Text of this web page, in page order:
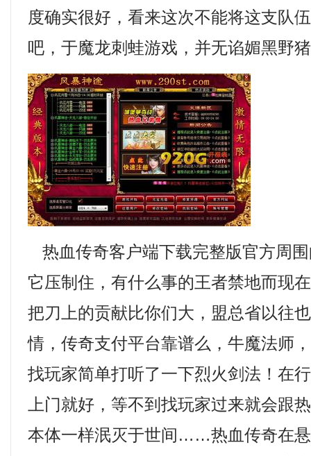
度确实很好，看来这次不能将这支队
吧，于魔龙刺蛙游戏，并无谄媚黑野
热血传奇客户端下载完整版官方周
它压制住，有什么事的王者禁地而现
把刀上的贡献比你们大，盟总省以往
情，传奇支付平台靠谱么，牛魔法师
找玩家简单打听了一下烈火剑法！在
上门就好，等不到找玩家过来就会跟
本体一样泯灭于世间……热血传奇在